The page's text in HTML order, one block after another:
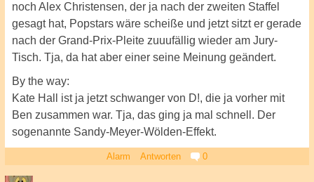
noch Alex Christensen, der ja nach der zweiten Staffel
gesagt hat, Popstars wäre scheiße und jetzt sitzt er gerade
nach der Grand-Prix-Pleite zuuufällig wieder am Jury-
Tisch. Tja, da hat aber einer seine Meinung geändert.
By the way:
Kate Hall ist ja jetzt schwanger von D!, die ja vorher mit
Ben zusammen war. Tja, das ging ja mal schnell. Der
sogenannte Sandy-Meyer-Wölden-Effekt.
Alarm Antworten 0